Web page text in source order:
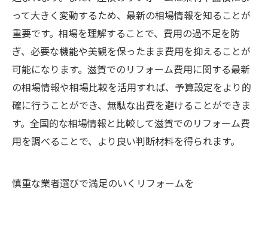
って大きく変動するため、最新の相場情報を知ることが
重要です。相場を理解することで、費用の過不足を防
ぎ、必要な機能や美観を保ったまま費用を抑えることが
可能になります。滋賀でのリフォーム費用に関する最新
の相場情報や相場比較を活用すれば、予算設定をより的
確に行うことができ、無駄な出費を避けることができま
す。全国的な相場情報と比較して滋賀でのリフォーム費
用を調べることで、より良い判断材料を得られます。
慎重な業者選びで満足のいくリフォームを